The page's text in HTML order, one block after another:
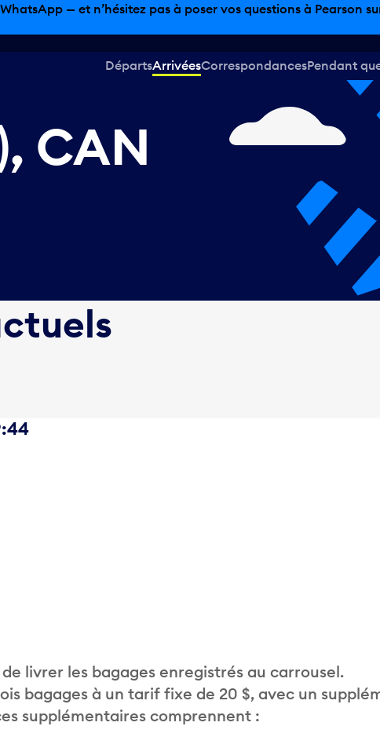
hors taxes, offres gastronomiques et bien plus
DépartsArrivéesCorrespondancesPendant
CAN
livrer les bagages enregistrés au carrousel.
bagages à un tarif fixe de 20 $, avec un
supplémentaires comprennent :